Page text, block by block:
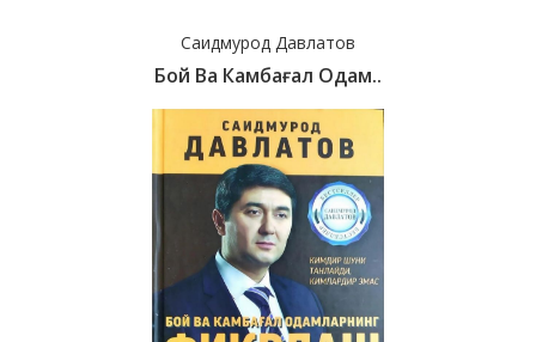
Саидмурод Давлатов
Бой Ва Камбағал Одам..